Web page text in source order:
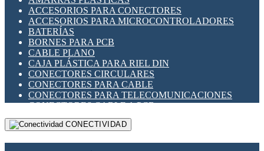
INDICADORES PARA PANEL
INTERFACES DE RELÉ
INTERRUPTORES FIN DE CARRERA
LLAVES CONMUTADORAS
MEDIDORES DE ENERGÍA Y TC'S DE CORRIENTE
MOTORES PASO A PASO
PANTALLAS HMI
PLC -CONTROLADORES LÓGICO PROGRAMABLES
PROGRAMADORES DE HORARIO
RELÉS DE PROTECCIÓN
SENSORES CAPACITIVOS
ACCESORIOS PARA CONECTORES
ACCESORIOS PARA MICROCONTROLADORES
BATERÍAS
BORNES PARA PCB
CABLE PLANO
CAJA PLÁSTICA PARA RIEL DIN
CONECTORES CIRCULARES
CONECTORES PARA CABLE
CONECTORES PARA TELECOMUNICACIONES
CONECTORES CABLE A PCB
CONECTORES PCB A CABLE
DIP SWITCHESCONECTIVIDAD